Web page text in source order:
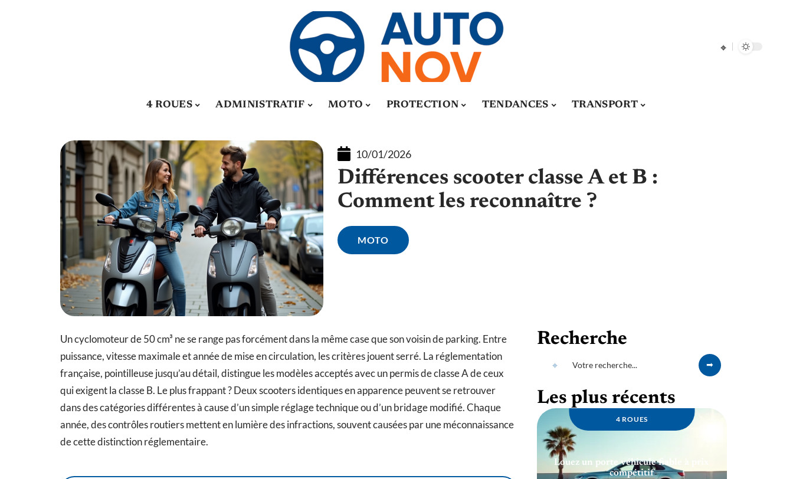
4 ROUES ADMINISTRATIF MOTO PROTECTION TENDANCES TRANSPORT
10/01/2026
Différences scooter classe A et B :
Comment les reconnaître ?
MOTO
Un cyclomoteur de 50 cm³ ne se range pas forcément dans la même case que son voisin de parking. Entre
puissance, vitesse maximale et année de mise en circulation, les critères jouent serré. La réglementation
française, pointilleuse jusqu’au détail, distingue les modèles acceptés avec un permis de classe A de ceux
qui exigent la classe B. Le plus frappant ? Deux scooters identiques en apparence peuvent se retrouver
dans des catégories différentes à cause d’un simple réglage technique ou d’un bridage modifié. Chaque
année, des contrôles routiers mettent en lumière des infractions, souvent causées par une méconnaissance
de cette distinction réglementaire.
Recherche
Les plus récents
4 ROUES
Louez un porte véhicule fiable à prix
compétitif